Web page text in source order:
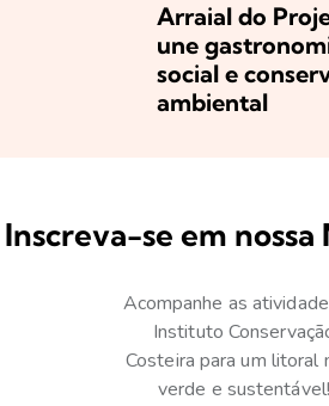
Arraial do
une
social e
ambiental
Inscreva-se em
Acompanhe as
Instituto
Costeira para um litoral
verde e sustentável!